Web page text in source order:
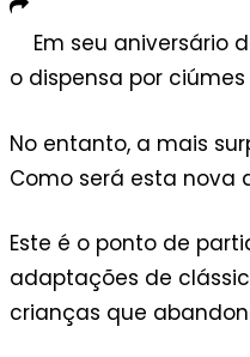
Em seu aniversário
o dispensa por
No entanto, a mais
Como será esta nova
Este é o ponto de
adaptações de
crianças que